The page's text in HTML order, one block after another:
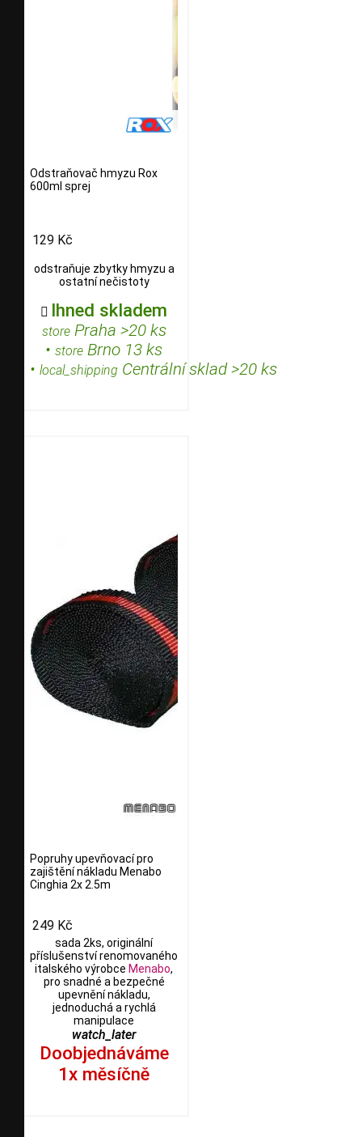
Odstraňovač hmyzu Rox
600ml sprej
129 Kč
odstraňuje zbytky hmyzu a
ostatní nečistoty
 Ihned skladem
storePraha >20 ks
• store Brno 13 ks
• local_shipping Centrální sklad >20 ks
Popruhy upevňovací pro
zajištění nákladu Menabo
Cinghia 2x 2.5m
249 Kč
sada 2ks, originální
příslušenství renomovaného
italského výrobce Menabo,
pro snadné a bezpečné
upevnění nákladu,
jednoduchá a rychlá
manipulace
watch_later
Doobjednáváme
1x měsíčně